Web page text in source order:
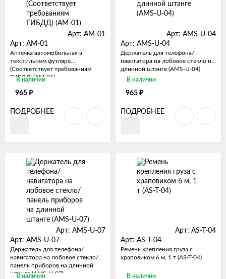
Арт: AM-01
Арт: AM-01
Аптечка автомобильная в
текстильном футляре
(Соответствует требованиям
ГИБДД) (AM-01)
В наличии
965 ₽
ПОДРОБНЕЕ
Арт: AMS-U-04
Арт: AMS-U-04
Держатель для телефона/
навигатора на лобовое стекло на
длинной штанге (AMS-U-04)
В наличии
965 ₽
ПОДРОБНЕЕ
Арт: AMS-U-07
Арт: AMS-U-07
Держатель для телефона/
навигатора на лобовое стекло/
панель приборов на длинной
штанге (AMS-U-07)
В наличии
Арт: AS-T-04
Арт: AS-T-04
Ремень крепления груза с
храповиком 6 м, 1 т (AS-T-04)
В наличии